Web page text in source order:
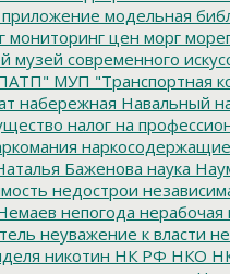
модельная
мониторинг цен морг
музей современного
МУП "Транспортная
набережная Навальный
налог на
Баженова наука
недострои
непогода нерабочая
неуважение к власти
никотин НК РФ НКО